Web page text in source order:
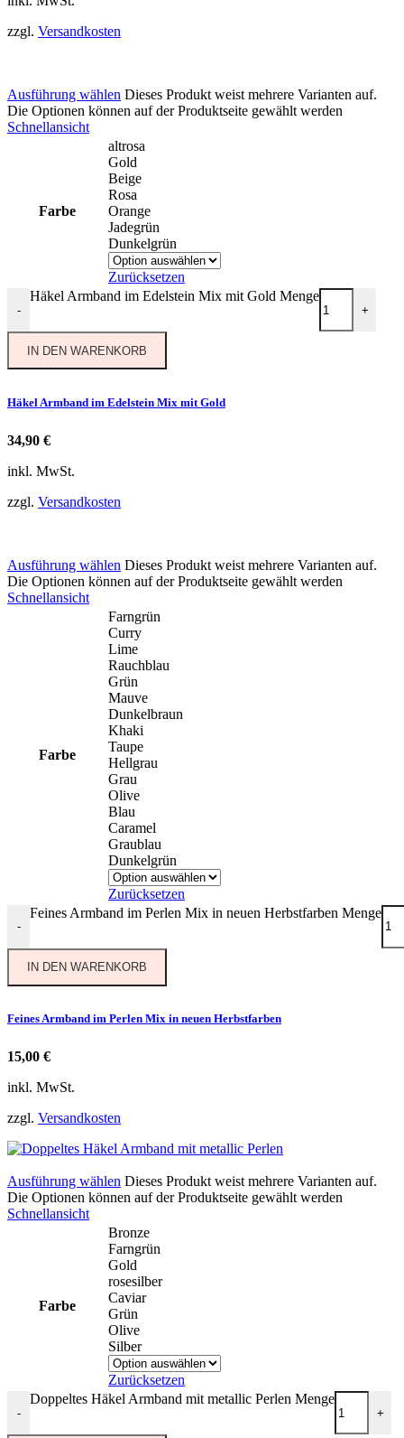
zzgl. Versandkosten
Ausführung wählen Dieses Produkt weist mehrere Varianten auf.
Die Optionen können auf der Produktseite gewählt werden
Schnellansicht
Farbe
altrosa
Gold
Beige
Rosa
Orange
Jadegrün
Dunkelgrün
Zurücksetzen
-
Häkel Armband im Edelstein Mix mit Gold Menge
+
IN DEN WARENKORB
Häkel Armband im Edelstein Mix mit Gold
34,90 €
inkl. MwSt.
zzgl. Versandkosten
Ausführung wählen Dieses Produkt weist mehrere Varianten auf.
Die Optionen können auf der Produktseite gewählt werden
Schnellansicht
Farbe
Farngrün
Curry
Lime
Rauchblau
Grün
Mauve
Dunkelbraun
Khaki
Taupe
Hellgrau
Grau
Olive
Blau
Caramel
Graublau
Dunkelgrün
Zurücksetzen
-
Feines Armband im Perlen Mix in neuen Herbstfarben Menge
IN DEN WARENKORB
Feines Armband im Perlen Mix in neuen Herbstfarben
15,00 €
inkl. MwSt.
zzgl. Versandkosten
Ausführung wählen Dieses Produkt weist mehrere Varianten auf.
Die Optionen können auf der Produktseite gewählt werden
Schnellansicht
Farbe
Bronze
Farngrün
Gold
rosesilber
Caviar
Grün
Olive
Silber
Zurücksetzen
-
Doppeltes Häkel Armband mit metallic Perlen Menge
+